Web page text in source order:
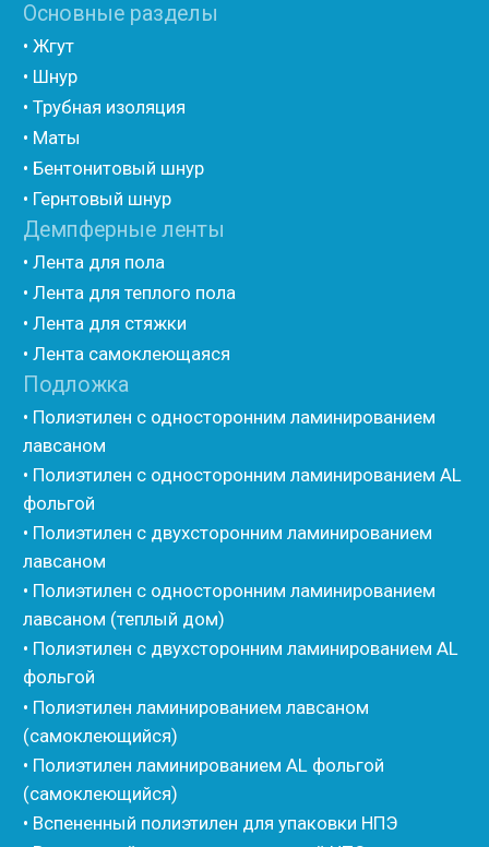
(самоклеющийся)
• Вспененный полиэтилен для упаковки НПЭ
• Вспененный полиэтилен рулонный НПЭ
• Подложка под ламинат НПЭ
• Мастика для швов
• Герметик для швов
• Rustil
• Korall
• Ecoroom
• Oppa
Другие товары
• Герлен
• Пороизол
• Техническая изоляция Хотпайп
• Ру-флекс
• Энергофлекс
• K-flex
• Вспененный каучук
• Изоком Шнур
• Изоком Жгут
• Стенофлекс Шнур
• Подложка Тепофол НПЭ
• Подложка Пенолин НПЭ
• Подложка Мосфол НПЭ
• Жгут Изонел
• Шнур Изонел
• Жгут Тилит
• Шнур Тилит
• Гернитовый шнур
• Бентонитовый шнур
• Мат из вспененного полиэтилена Тепофол
• Трубная изоляция из вспененного полиэтилена
Тилит